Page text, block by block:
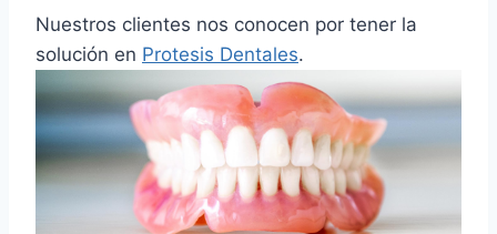
Nuestros clientes nos conocen por tener la
solución en Protesis Dentales.